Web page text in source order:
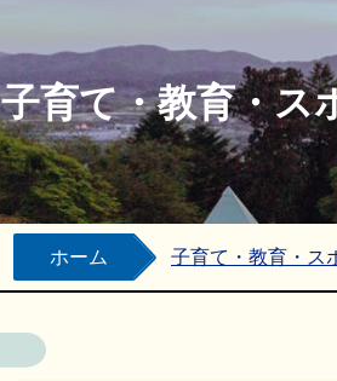
子育て・教育・ス
ホーム 子育て・教育・ス